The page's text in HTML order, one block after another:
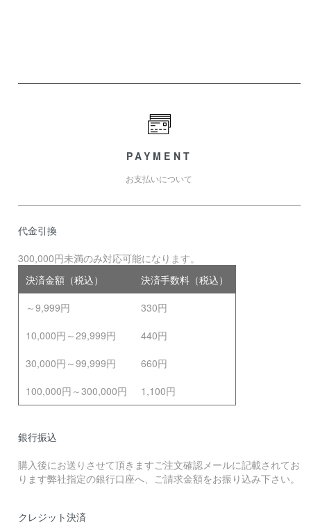
PAYMENT
お支払いについて
代金引換
300,000円未満のみ対応可能になります。
決済金額（税込）
決済手数料（税込）
～9,999円
330円
10,000円～29,999円
440円
30,000円～99,999円
660円
100,000円～300,000円
1,100円
銀行振込
購入後にお送りさせて頂きますご注文確認メールに記載されてお
ります弊社指定の銀行口座へ、ご請求金額をお振り込み下さい。
クレジット決済